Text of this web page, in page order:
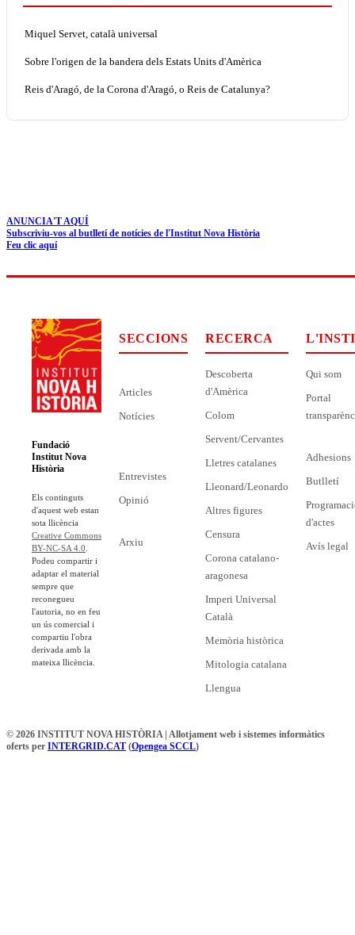
Miquel Servet, català universal
Sobre l'origen de la bandera dels Estats Units d'Amèrica
Reis d'Aragó, de la Corona d'Aragó, o Reis de Catalunya?
ANUNCIA'T AQUÍ
Subscriviu-vos al butlletí de notícies de l'Institut Nova Història
Feu clic aquí
Fundació
Institut Nova
Història
Els continguts
d'aquest web estan
sota llicència
Creative Commons
BY-NC-SA 4.0
Podeu compartir i
adaptar el material
sempre que
reconegueu
l'autoria, no en feu
un ús comercial i
compartiu l'obra
derivada amb la
mateixa llicència.
SECCIONS
Articles
Notícies
Entrevistes
Opinió
Arxiu
RECERCA
Descoberta
d'Amèrica
Colom
Servent/Cervantes
Lletres catalanes
Lleonard/Leonardo
Altres figures
Censura
Corona catalano-
aragonesa
Imperi Universal
Català
Memòria històrica
Mitologia catalana
Llengua
Qui som
Portal
Adhesions
Butlletí
d'actes
Avís legal
© 2026 INSTITUT NOVA HISTÒRIA | Allotjament web i sistemes informàtics
oferts per INTERGRID.CAT (Opengea SCCL)